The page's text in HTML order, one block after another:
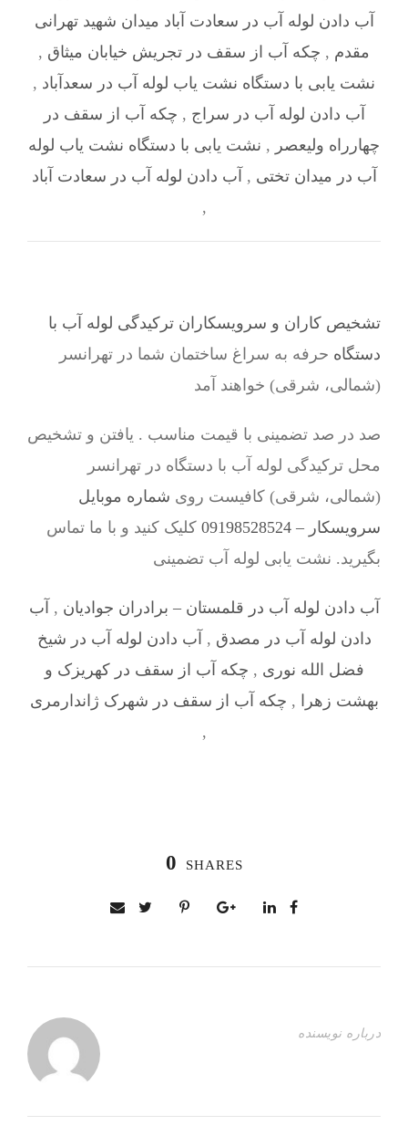
آب دادن لوله آب در سعادت آباد میدان شهید تهرانی
مقدم , چکه آب از سقف در تجریش خیابان میثاق ,
نشت یابی با دستگاه نشت یاب لوله آب در سعدآباد ,
آب دادن لوله آب در سراج , چکه آب از سقف در
چهارراه ولیعصر , نشت یابی با دستگاه نشت یاب لوله
آب در میدان تختی , آب دادن لوله آب در سعادت آباد
,
تشخیص کاران و سرویسکاران ترکیدگی لوله آب با
دستگاه حرفه به سراغ ساختمان شما در تهرانسر
(شمالی، شرقی) خواهند آمد
صد در صد تضمینی با قیمت مناسب . یافتن و تشخیص
محل ترکیدگی لوله آب با دستگاه در تهرانسر
(شمالی، شرقی) کافیست روی شماره موبایل
سرویسکار – 09198528524
کلیک کنید و با ما تماس
بگیرید. نشت یابی لوله آب تضمینی
آب دادن لوله آب در قلمستان – برادران جوادیان , آب
دادن لوله آب در مصدق , آب دادن لوله آب در شیخ
فضل الله نوری , چکه آب از سقف در کهریزک و
بهشت زهرا
, چکه آب از سقف در شهرک ژاندارمری
,
0 SHARES
درباره نویسنده